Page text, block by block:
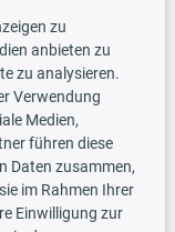
zu
anbieten zu
zu analysieren.
Verwendung
Medien,
führen diese
Daten zusammen,
im Rahmen Ihrer
Einwilligung zur